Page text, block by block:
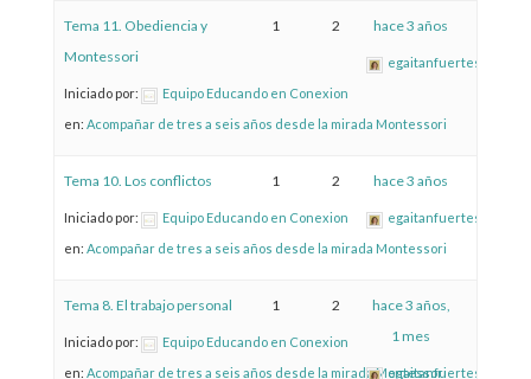
Tema 11. Obediencia y
Montessori
Iniciado por:
Equipo Educando en Conexion
en: Acompañar de tres a seis años desde la mirada Montessori
1 2 hace 3 años
egaitanfuertes
Tema 10. Los conflictos
Iniciado por:
Equipo Educando en Conexion
en: Acompañar de tres a seis años desde la mirada Montessori
1 2 hace 3 años
egaitanfuertes
Tema 8. El trabajo personal
Iniciado por:
Equipo Educando en Conexion
en: Acompañar de tres a seis años desde la mirada Montessori
1 2
hace 3 años,
1 mes
egaitanfuertes